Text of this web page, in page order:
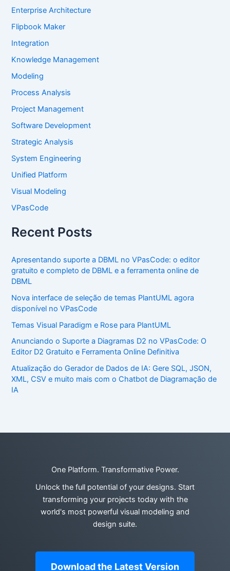
Enterprise Architecture
Flipbook Maker
Integration
Knowledge Management
Modeling
Process Analysis
Project Management
Software Development
Strategic Analysis
System Engineering
Unified Platform
Visual Modeling
VPasCode
Recent Posts
Apresentando suporte a DBML no VPasCode: o editor
gratuito e completo de DBML e a ferramenta online de
DBML
Nova interface de seleção de temas PlantUML agora
disponível no VPasCode
Temas Visual Paradigm e Rose para PlantUML
Anunciando o Suporte a Diagramas D2 no VPasCode: O
Editor D2 Gratuito e Ferramenta Online Definitiva
Atualização do Gerador de Dados de IA: Gere SQL, JSON,
XML, CSV e muito mais com o Chatbot de Diagramação de
IA
One Platform. Transformative Power.
Unlock the full potential of your designs. Start
transforming your projects today with the
world's most powerful visual modeling and
design suite.
Download the Latest Version